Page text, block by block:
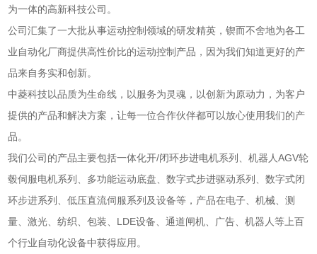
为一体的高新科技公司。
公司汇集了一大批从事运动控制领域的研发精英，锲而不舍地为各工
业自动化厂商提供高性价比的运动控制产品，因为我们知道更好的产
品来自务实和创新。
中菱科技以品质为生命线，以服务为灵魂，以创新为原动力，为客户
提供的产品和解决方案，让每一位合作伙伴都可以放心使用我们的产
品。
我们公司的产品主要包括一体化开/闭环步进电机系列、机器人AGV轮
毂伺服电机系列、多功能运动底盘、数字式步进驱动系列、数字式闭
环步进系列、低压直流伺服系列及设备等，产品在电子、机械、测
量、激光、纺织、包装、LDE设备、通道闸机、广告、机器人等上百
个行业自动化设备中获得应用。